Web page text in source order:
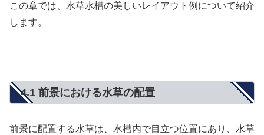
この章では、水草水槽の美しいレイアウト例について紹介
します。
4.1 前景における水草の配置
前景に配置する水草は、水槽内で目立つ位置にあり、水草